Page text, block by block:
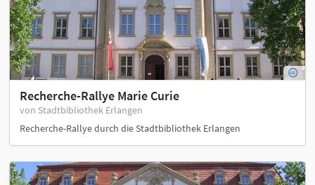
Recherche-Rallye Marie Curie
von Stadtbibliothek Erlangen
Recherche-Rallye durch die Stadtbibliothek Erlangen